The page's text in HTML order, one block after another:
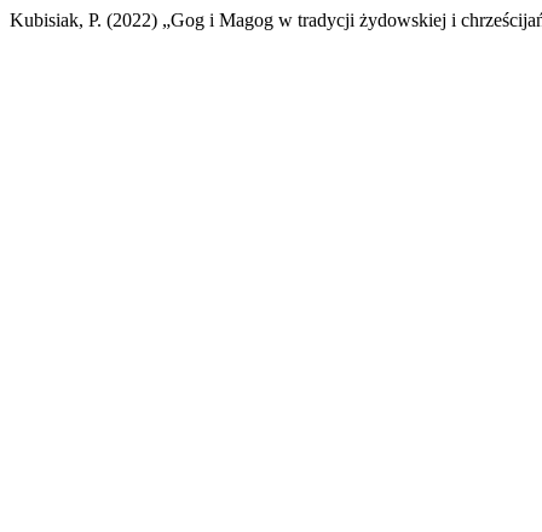
Kubisiak, P. (2022) „Gog i Magog w tradycji żydowskiej i